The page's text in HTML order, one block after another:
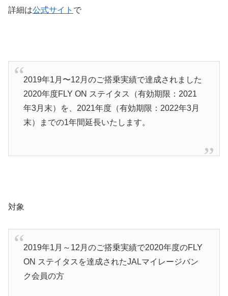
詳細は公式サイト で
2019年1⽉〜12⽉のご搭乗実績で達成されました
2020年度FLY ON ステイタス（有効期限：2021
年3月末）を、2021年度（有効期限：2022年3月
末）までの1年間延長いたします。
対象
2019年1月～12月のご搭乗実績で2020年度のFLY
ON ステイタスを達成されたJALマイレージバン
ク会員の方